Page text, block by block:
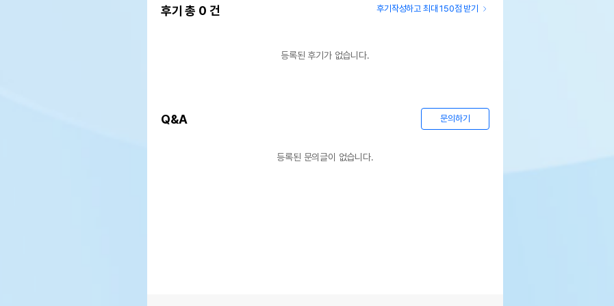
후기 총 0 건 후기작성하고 최대 150점 받기
등록된 후기가 없습니다.
Q&A 문의하기
등록된 문의글이 없습니다.